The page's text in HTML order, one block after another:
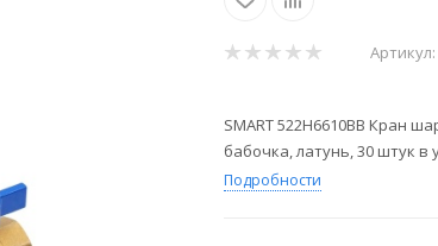
Артикул:
SMART 522H6610BB Кран
бабочка, латунь, 30 штук в
Подробности